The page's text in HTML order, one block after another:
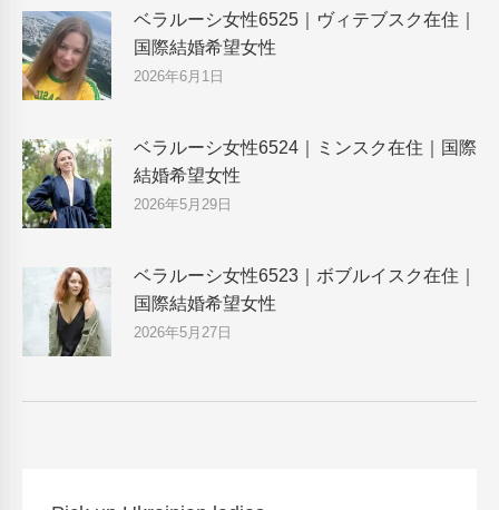
ベラルーシ女性6525｜ヴィテブスク在住｜
国際結婚希望女性
2026年6月1日
ベラルーシ女性6524｜ミンスク在住｜国際
結婚希望女性
2026年5月29日
ベラルーシ女性6523｜ボブルイスク在住｜
国際結婚希望女性
2026年5月27日